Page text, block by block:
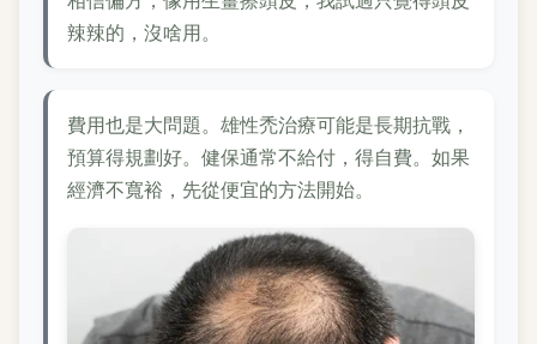
辣辣的，沒啥用。
費用也是大問題。雄性禿治療可能是長期抗戰，
預算得規劃好。健保通常不給付，得自費。如果
經濟不寬裕，先從便宜的方法開始。